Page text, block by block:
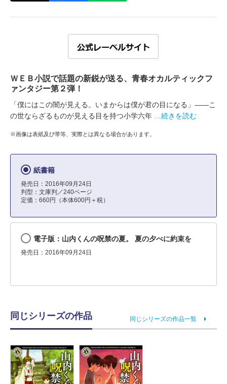
ＷＥＢ小説で話題の新鋭が送る、青春オカルティックフ
ァンタジー第２弾！
「僕にはこの闇が見える。いまからは僕が君の目になる」――こ
の世ならざるものが見える目を持つ小学六年
…続きを読む
※画像は表紙及び帯等、実際とは異なる場合があります。
紙書籍
発売日：2016年09月24日
判型：文庫判／240ページ
定価：660円（本体600円＋税）
電子版：山内くんの呪禁の夏。 夏の夕べに約束を
発売日：2016年09月24日
同じシリーズの作品 同じシリーズの作品一覧